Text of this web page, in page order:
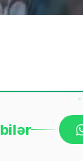
bilər